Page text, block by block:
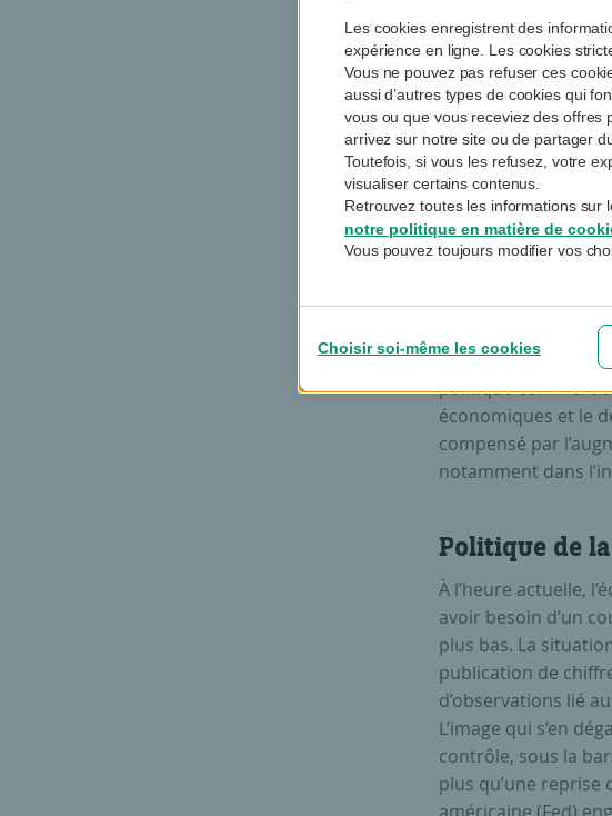
Risque de
Après 2 trimestres
centrale
La croissance
surpris trimestre
bien leur vie, que
de richesse, qu’ils
politique
économiques et le
compensé par
notamment dans
Politique de la
À l’heure actuelle,
avoir besoin d’un
plus bas. La
publication de
d’observations lié
L’image qui s’en
contrôle, sous la
plus qu’une
Les cookies enregistrent des
expérience en ligne. Les cookies
Vous ne pouvez pas refuser ces
aussi d’autres types de cookies qui
vous ou que vous receviez des
arrivez sur notre site ou de partager
Toutefois, si vous les refusez, votre
visualiser certains contenus.
Retrouvez toutes les informations sur
notre politique en matière de
Vous pouvez toujours modifier vos
Choisir soi-même les cookies